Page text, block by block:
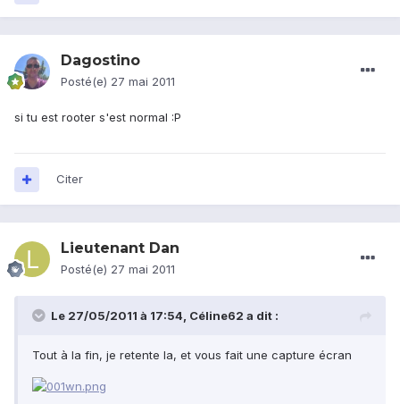
Dagostino
Posté(e) 27 mai 2011
si tu est rooter s'est normal :P
Citer
Lieutenant Dan
Posté(e) 27 mai 2011
Le 27/05/2011 à 17:54, Céline62 a dit :
Tout à la fin, je retente la, et vous fait une capture écran